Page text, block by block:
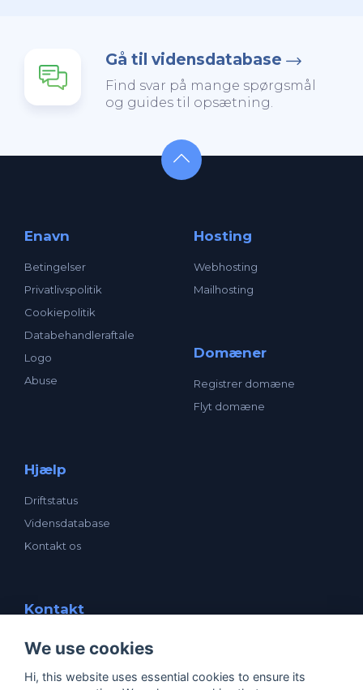
Gå til vidensdatabase
Find svar på mange spørgsmål
og guides til opsætning.
Enavn
Betingelser
Privatlivspolitik
Cookiepolitik
Databehandleraftale
Logo
Abuse
Hosting
Webhosting
Mailhosting
Domæner
Registrer domæne
Flyt domæne
Hjælp
Driftstatus
Vidensdatabase
Kontakt os
Kontakt
enavn ApS
Mogensensvej 1
CVR: 25531205
We use cookies
Hi, this website uses essential cookies to ensure its